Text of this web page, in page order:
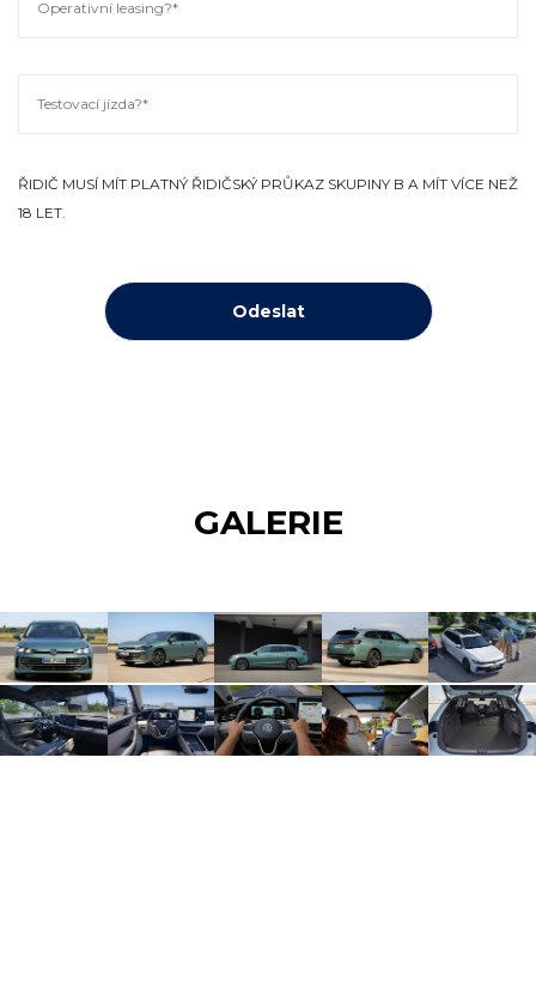
ŘIDIČ MUSÍ MÍT PLATNÝ ŘIDIČSKÝ PRŮKAZ SKUPINY B A MÍT VÍCE NEŽ
18 LET.
GALERIE